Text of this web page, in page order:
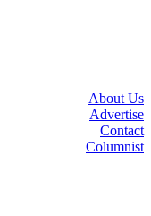
About Us
Advertise
Contact
Columnist